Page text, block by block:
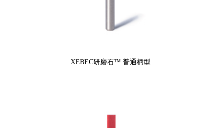
XEBEC研磨石™ 普通柄型